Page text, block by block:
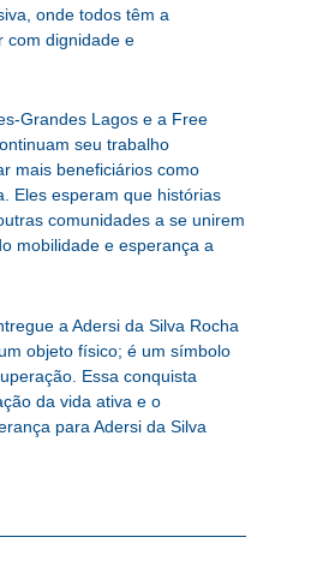
onde todos têm a
com dignidade e
Grandes Lagos e a Free
seu trabalho
mais beneficiários como
Eles esperam que histórias
comunidades a se unirem
mobilidade e esperança a
a Adersi da Silva Rocha
objeto físico; é um símbolo
Essa conquista
da vida ativa e o
para Adersi da Silva